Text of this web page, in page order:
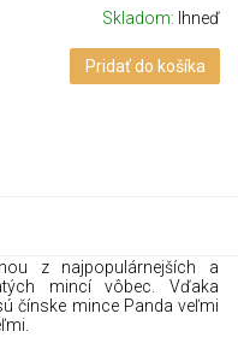
Skladom: Ihneď
Pridať do košíka
z najpopulárnejších a
mincí vôbec. Vďaka
čínske mince Panda veľmi